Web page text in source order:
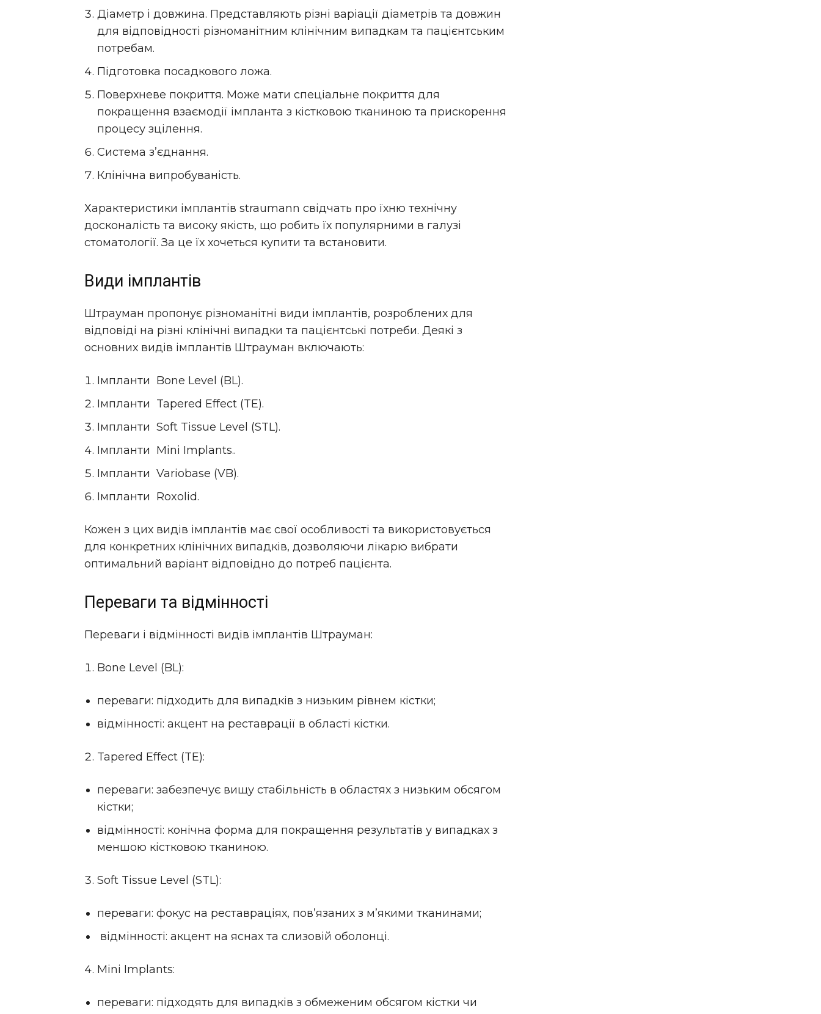
Діаметр і довжина. Представляють різні варіації діаметрів та довжин
для відповідності різноманітним клінічним випадкам та пацієнтським
потребам.
Підготовка посадкового ложа.
Поверхневе покриття. Може мати спеціальне покриття для
покращення взаємодії імпланта з кістковою тканиною та прискорення
процесу зцілення.
Система з’єднання.
Клінічна випробуваність.
Характеристики імплантів straumann свідчать про їхню технічну
досконалість та високу якість, що робить їх популярними в галузі
стоматології. За це їх хочеться купити та встановити.
Види імплантів
Штрауман пропонує різноманітні види імплантів, розроблених для
відповіді на різні клінічні випадки та пацієнтські потреби. Деякі з
основних видів імплантів Штрауман включають:
Імпланти Bone Level (BL).
Імпланти Tapered Effect (TE).
Імпланти Soft Tissue Level (STL).
Імпланти Mini Implants..
Імпланти Variobase (VB).
Імпланти Roxolid.
Кожен з цих видів імплантів має свої особливості та використовується
для конкретних клінічних випадків, дозволяючи лікарю вибрати
оптимальний варіант відповідно до потреб пацієнта.
Переваги та відмінності
Переваги і відмінності видів імплантів Штрауман:
Bone Level (BL):
переваги: підходить для випадків з низьким рівнем кістки;
відмінності: акцент на реставрації в області кістки.
Tapered Effect (TE):
переваги: забезпечує вищу стабільність в областях з низьким обсягом
кістки;
відмінності: конічна форма для покращення результатів у випадках з
меншою кістковою тканиною.
Soft Tissue Level (STL):
переваги: фокус на реставраціях, пов’язаних з м’якими тканинами;
відмінності: акцент на яснах та слизовій оболонці.
Mini Implants:
переваги: підходять для випадків з обмеженим обсягом кістки чи